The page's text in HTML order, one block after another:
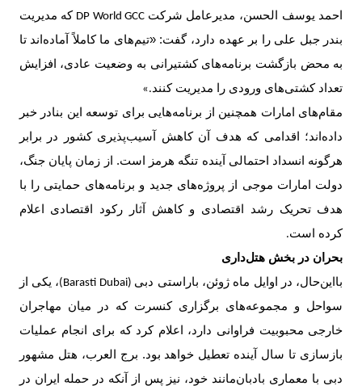
احمد یوسف الحسن، مدیرعامل شرکت
که مدیریت
بندر جبل علی را بر عهده دارد، گفت: «تیم‌های ما کاملاً آماده‌اند تا
به محض بازگشت برنامه‌های کشتیرانی به وضعیت عادی، افزایش
تعداد کشتی‌های ورودی را مدیریت کنند.»
مقام‌های امارات همچنین از برنامه‌هایی برای توسعه این بنادر خبر
داده‌اند؛ اقدامی که هدف آن کاهش آسیب‌پذیری کشور در برابر
هرگونه انسداد احتمالی آینده تنگه هرمز است. از زمان پایان جنگ،
دولت امارات موجی از پروژه‌های جدید و برنامه‌های حمایتی را با
هدف تحریک رشد اقتصادی و کاهش آثار رکود اقتصادی اعلام
کرده است.
بحران در بخش هتل‌داری
بااین‌حال، در اوایل ماه ژوئن، باراستی دبی (Barasti Dubai)
، یکی از
سواحل و مجموعه‌های برگزاری کنسرت که در میان مهاجران
خارجی محبوبیت فراوانی دارد، اعلام کرد که برای انجام عملیات
بازسازی تا سال آینده تعطیل خواهد بود. برج العرب، هتل مشهور
دبی با معماری بادبان‌مانند خود، نیز پس از آنکه در حمله ایران در